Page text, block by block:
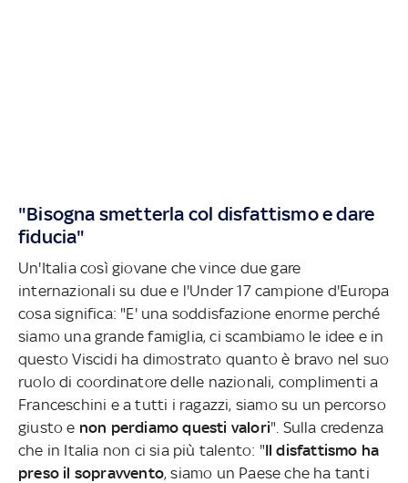
"Bisogna smetterla col disfattismo e dare
fiducia"
Un'Italia così giovane che vince due gare
internazionali su due e l'Under 17 campione d'Europa
cosa significa: "E' una soddisfazione enorme perché
siamo una grande famiglia, ci scambiamo le idee e in
questo Viscidi ha dimostrato quanto è bravo nel suo
ruolo di coordinatore delle nazionali, complimenti a
Franceschini e a tutti i ragazzi, siamo su un percorso
giusto e non perdiamo questi valori". Sulla credenza
che in Italia non ci sia più talento: "Il disfattismo ha
preso il sopravvento, siamo un Paese che ha tanti